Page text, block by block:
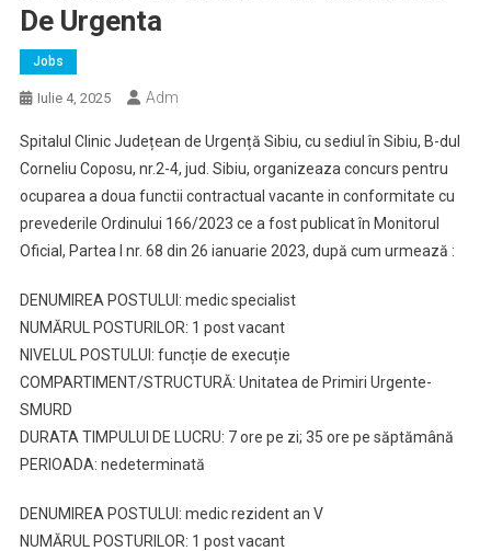
De Urgenta
Jobs
Iulie 4, 2025 Adm
Spitalul Clinic Județean de Urgență Sibiu, cu sediul în Sibiu, B-dul
Corneliu Coposu, nr.2-4, jud. Sibiu, organizeaza concurs pentru
ocuparea a doua functii contractual vacante in conformitate cu
prevederile Ordinului 166/2023 ce a fost publicat în Monitorul
Oficial, Partea I nr. 68 din 26 ianuarie 2023, după cum urmează :
DENUMIREA POSTULUI: medic specialist
NUMĂRUL POSTURILOR: 1 post vacant
NIVELUL POSTULUI: funcție de execuție
COMPARTIMENT/STRUCTURĂ: Unitatea de Primiri Urgente-
SMURD
DURATA TIMPULUI DE LUCRU: 7 ore pe zi; 35 ore pe săptămână
PERIOADA: nedeterminată
DENUMIREA POSTULUI: medic rezident an V
NUMĂRUL POSTURILOR: 1 post vacant